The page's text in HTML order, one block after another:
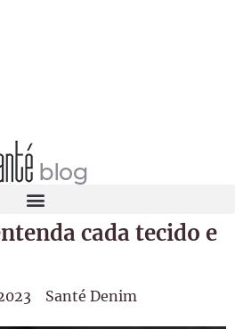
cada tecido e
Santé Denim